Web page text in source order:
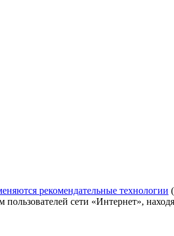
рекомендательные технологии
пользователей сети «Интернет»,